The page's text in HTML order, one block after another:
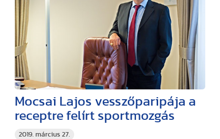
2019. március 27.
Mocsai Lajos vesszőparipája a
receptre felírt sportmozgás